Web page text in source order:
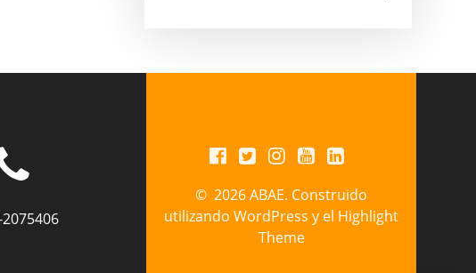
© 2026 ABAE. Construido
utilizando WordPress y el Highlight
Theme